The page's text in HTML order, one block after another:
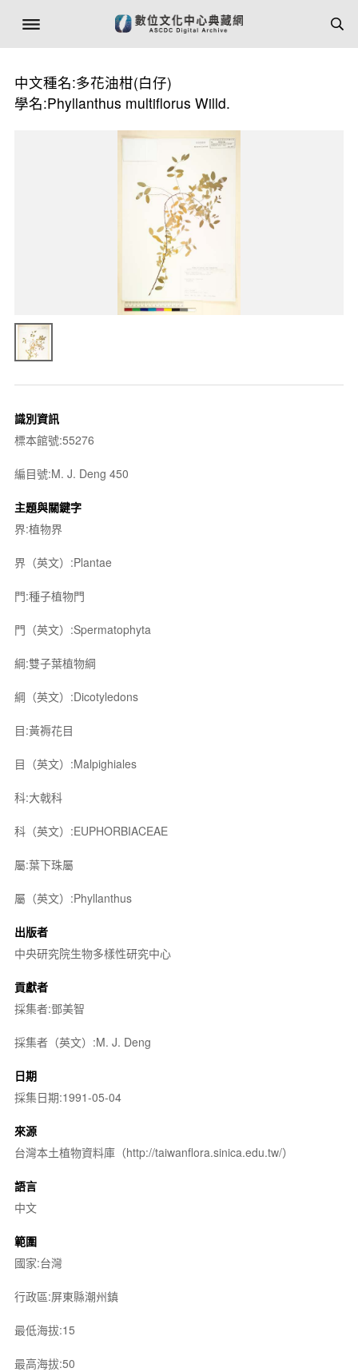
中文種名:多花油柑(白仔)
學名:Phyllanthus multiflorus Willd.
識別資訊
標本館號:55276
編目號:M. J. Deng 450
主題與關鍵字
界:植物界
界（英文）:Plantae
門:種子植物門
門（英文）:Spermatophyta
綱:雙子葉植物綱
綱（英文）:Dicotyledons
目:黃褥花目
目（英文）:Malpighiales
科:大戟科
科（英文）:EUPHORBIACEAE
屬:葉下珠屬
屬（英文）:Phyllanthus
出版者
中央研究院生物多樣性研究中心
貢獻者
採集者:鄧美智
採集者（英文）:M. J. Deng
日期
採集日期:1991-05-04
來源
台灣本土植物資料庫（http://taiwanflora.sinica.edu.tw/）
語言
中文
範圍
國家:台灣
行政區:屏東縣潮州鎮
最低海拔:15
最高海拔:50